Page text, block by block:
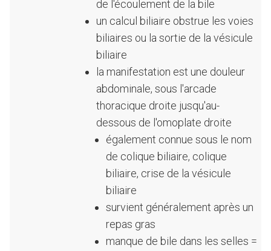
de l'écoulement de la bile
un calcul biliaire obstrue les voies
biliaires ou la sortie de la vésicule
biliaire
la manifestation est une douleur
abdominale, sous l'arcade
thoracique droite jusqu'au-
dessous de l'omoplate droite
également connue sous le nom
de colique biliaire, colique
biliaire, crise de la vésicule
biliaire
survient généralement après un
repas gras
manque de bile dans les selles =